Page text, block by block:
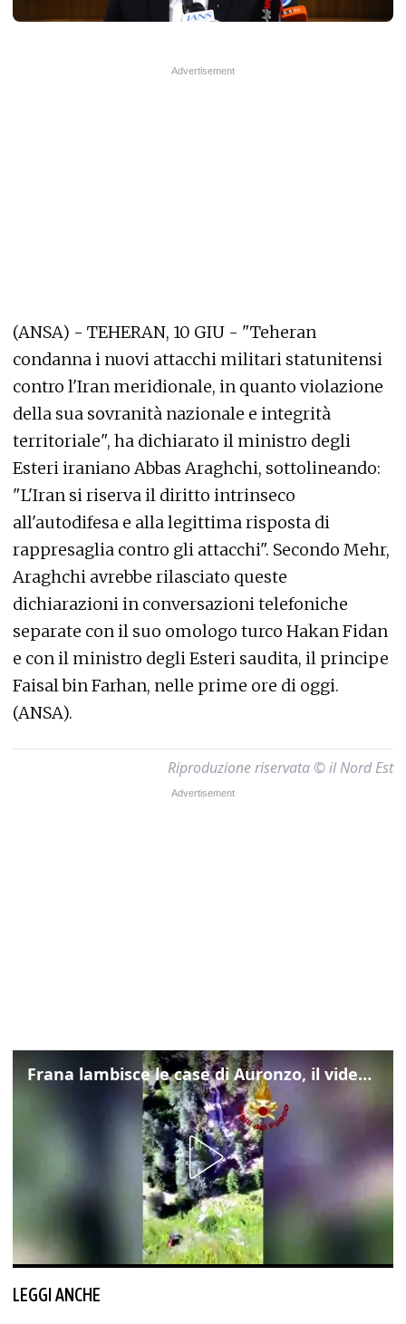
(ANSA) - TEHERAN, 10 GIU - "Teheran
condanna i nuovi attacchi militari statunitensi
contro l'Iran meridionale, in quanto violazione
della sua sovranità nazionale e integrità
territoriale", ha dichiarato il ministro degli
Esteri iraniano Abbas Araghchi, sottolineando:
"L'Iran si riserva il diritto intrinseco
all'autodifesa e alla legittima risposta di
rappresaglia contro gli attacchi". Secondo Mehr,
Araghchi avrebbe rilasciato queste
dichiarazioni in conversazioni telefoniche
separate con il suo omologo turco Hakan Fidan
e con il ministro degli Esteri saudita, il principe
Faisal bin Farhan, nelle prime ore di oggi.
(ANSA).
Riproduzione riservata © il Nord Est
Frana lambisce le case di Auronzo, il video dall'elicottero dei vigili del fuoco
LEGGI ANCHE